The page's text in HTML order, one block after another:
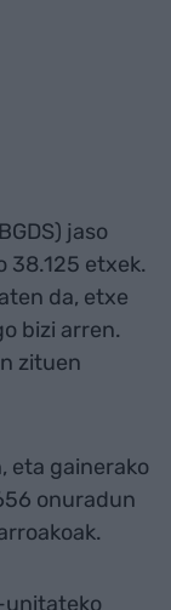
jaso
38.125 etxek.
da, etxe
bizi arren.
zituen
eta gainerako
onuradun
unitateko